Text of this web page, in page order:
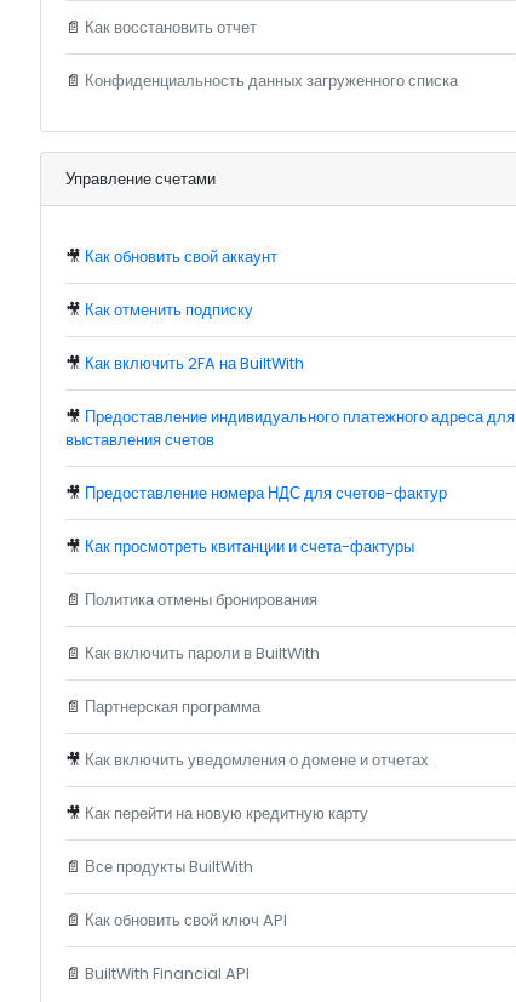
📄 Как восстановить отчет
📄 Конфиденциальность данных загруженного списка
Управление счетами
🎥 Как обновить свой аккаунт
🎥 Как отменить подписку
🎥 Как включить 2FA на BuiltWith
🎥 Предоставление индивидуального платежного адреса для
выставления счетов
🎥 Предоставление номера НДС для счетов-фактур
🎥 Как просмотреть квитанции и счета-фактуры
📄 Политика отмены бронирования
📄 Как включить пароли в BuiltWith
📄 Партнерская программа
🎥 Как включить уведомления о домене и отчетах
🎥 Как перейти на новую кредитную карту
📄 Все продукты BuiltWith
📄 Как обновить свой ключ API
📄 BuiltWith Financial API